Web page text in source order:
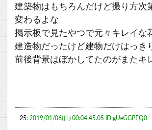
建築物はもちろんだけど撮り方次
変わるよな
掲示板で見たやつで元々キレイな
建造物だったけど建物だけはっき
前後背景はぼかしてたのがまたキ
25: 2019/01/06(日) 00:04:45.05 ID:gUeGGPEQ0